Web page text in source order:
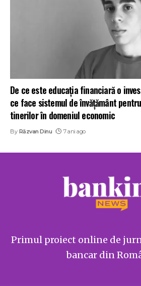
De ce este educația financiară o
ce face sistemul de învățământ
tinerilor în domeniul economic
By Răzvan Dinu 7 ani ago
Primul proiect online de
bancar din